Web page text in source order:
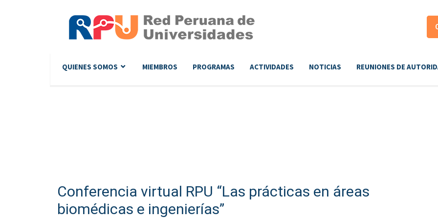
QUIENES SOMOS MIEMBROS PROGRAMAS ACTIVIDADES NOTICIAS REUNIONES DE
Conferencia virtual RPU “Las prácticas en áreas
biomédicas e ingenierías”